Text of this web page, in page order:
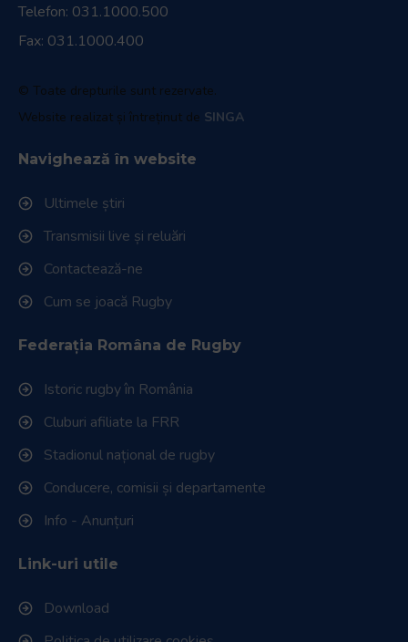
Telefon: 031.1000.500
Fax: 031.1000.400
© Toate drepturile sunt rezervate.
Website realizat și întreținut de SINGA
Navighează în website
Ultimele știri
Transmisii live și reluări
Contactează-ne
Cum se joacă Rugby
Federația Româna de Rugby
Istoric rugby în România
Cluburi afiliate la FRR
Stadionul național de rugby
Conducere, comisii și departamente
Info - Anunțuri
Link-uri utile
Download